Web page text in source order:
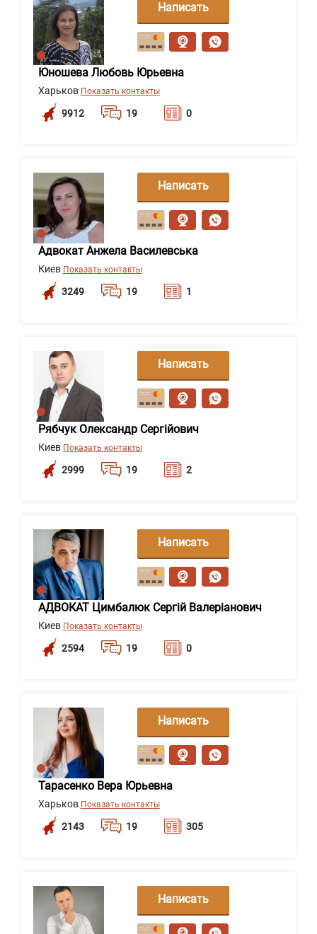
Юношева Любовь Юрьевна
Харьков Показать контакты
9912 19 0
Написать
сообщение
Адвокат Анжела Василевська
Киев Показать контакты
3249 19 1
Написать
сообщение
Рябчук Олександр Сергійович
Киев Показать контакты
2999 19 2
Написать
сообщение
АДВОКАТ Цимбалюк Сергій Валеріанович
Киев Показать контакты
2594 19 0
Написать
сообщение
Тарасенко Вера Юрьевна
Харьков Показать контакты
2143 19 305
Написать
сообщение
Написать
сообщение